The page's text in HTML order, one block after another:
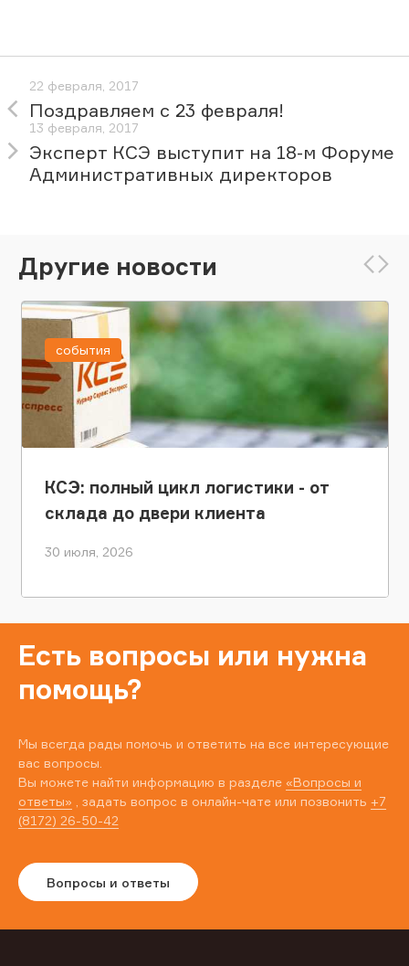
22 февраля, 2017
Поздравляем с 23 февраля!
13 февраля, 2017
Эксперт КСЭ выступит на 18-м Форуме
Административных директоров
Другие новости
КСЭ: полный цикл логистики - от
склада до двери клиента
30 июля, 2026
события
Есть вопросы или нужна
помощь?
Мы всегда рады помочь и ответить на все интересующие
вас вопросы.
Вы можете найти информацию в разделе «Вопросы и
ответы» , задать вопрос в онлайн-чате или позвонить +7
(8172) 26-50-42
Вопросы и ответы